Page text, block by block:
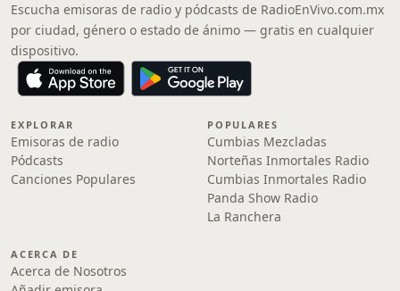
Escucha emisoras de radio y pódcasts de RadioEnVivo.com.mx
por ciudad, género o estado de ánimo — gratis en cualquier
dispositivo.
EXPLORAR
Emisoras de radio
Pódcasts
Canciones Populares
POPULARES
Cumbias Mezcladas
Norteñas Inmortales Radio
Cumbias Inmortales Radio
Panda Show Radio
La Ranchera
ACERCA DE
Acerca de Nosotros